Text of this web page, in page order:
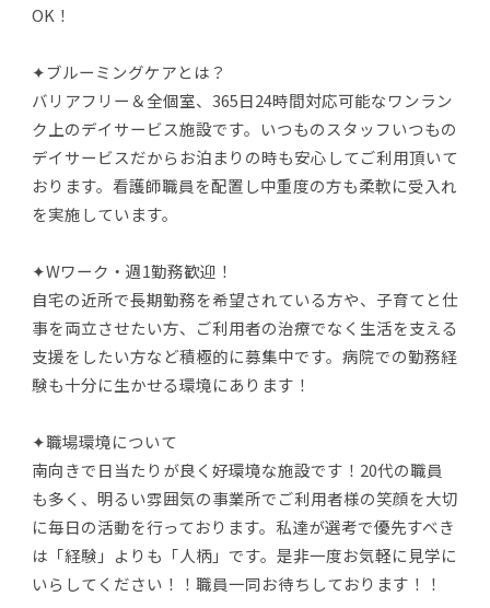
OK！
✦ブルーミングケアとは？
バリアフリー＆全個室、365日24時間対応可能なワンラン
ク上のデイサービス施設です。いつものスタッフいつもの
デイサービスだからお泊まりの時も安心してご利用頂いて
おります。看護師職員を配置し中重度の方も柔軟に受入れ
を実施しています。
✦Wワーク・週1勤務歓迎！
自宅の近所で長期勤務を希望されている方や、子育てと仕
事を両立させたい方、ご利用者の治療でなく生活を支える
支援をしたい方など積極的に募集中です。病院での勤務経
験も十分に生かせる環境にあります！
✦職場環境について
南向きで日当たりが良く好環境な施設です！20代の職員
も多く、明るい雰囲気の事業所でご利用者様の笑顔を大切
に毎日の活動を行っております。私達が選考で優先すべき
は「経験」よりも「人柄」です。是非一度お気軽に見学に
いらしてください！！職員一同お待ちしております！！